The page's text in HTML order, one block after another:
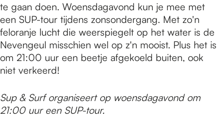
te gaan doen. Woensdagavond kun je mee met
een SUP-tour tijdens zonsondergang. Met zo'n
feloranje lucht die weerspiegelt op het water is de
Nevengeul misschien wel op z'n mooist. Plus het is
om 21:00 uur een beetje afgekoeld buiten, ook
niet verkeerd!
Sup & Surf organiseert op woensdagavond om
21:00 uur een SUP-tour.